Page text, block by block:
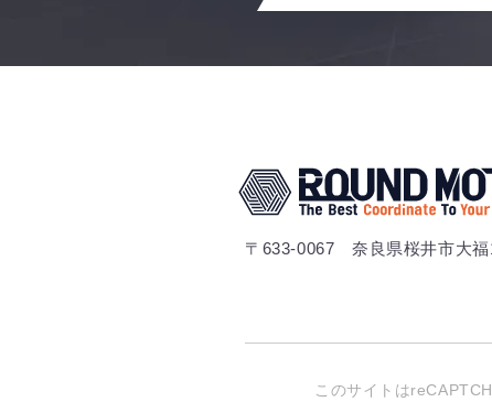
〒633-0067 奈良県桜井市大福
このサイトは